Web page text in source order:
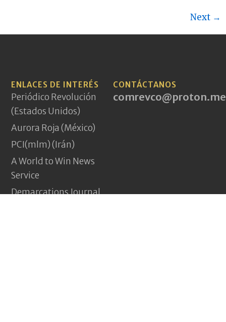
Next →
ENLACES DE INTERÉS
Periódico Revolución
(Estados Unidos)
Aurora Roja (México)
PCI(mlm) (Irán)
A World to Win News
Service
Demarcations Journal
CONTÁCTANOS
comrevco@proton.me